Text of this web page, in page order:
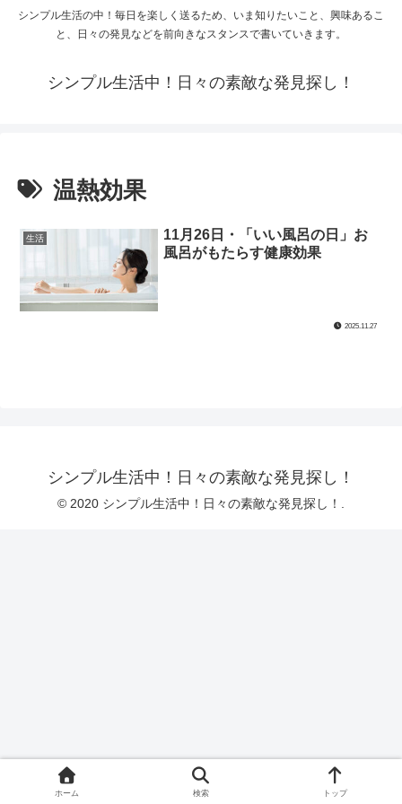
シンプル生活の中！毎日を楽しく送るため、いま知りたいこと、興味あるこ
と、日々の発見などを前向きなスタンスで書いていきます。
シンプル生活中！日々の素敵な発見探し！
温熱効果
生活
11月26日・「いい風呂の日」お
風呂がもたらす健康効果
2025.11.27
シンプル生活中！日々の素敵な発見探し！
© 2020 シンプル生活中！日々の素敵な発見探し！.
ホーム 検索 トップ